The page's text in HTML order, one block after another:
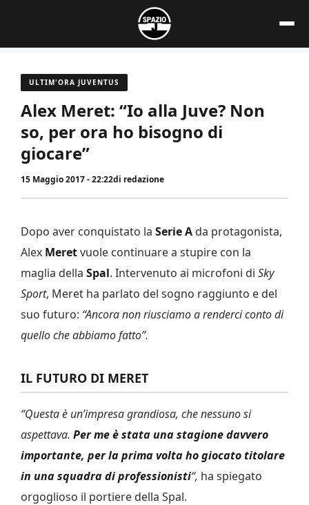
contenuto
ULTIM'ORA JUVENTUS
Alex Meret: “Io alla Juve? Non
so, per ora ho bisogno di
giocare”
15 Maggio 2017 - 22:22di redazione
Dopo aver conquistato la Serie A da protagonista,
Alex Meretvuole continuare a stupire con la
maglia della Spal. Intervenuto ai microfoni di Sky
Sport, Meret ha parlato del sogno raggiunto e del
suo futuro: “Ancora non riusciamo a renderci conto di
quello che abbiamo fatto”.
IL FUTURO DI MERET
“Questa è un’impresa grandiosa, che nessuno si
aspettava. Per me è stata una stagione davvero
importante, per la prima volta ho giocato titolare
in una squadra di professionisti“, ha spiegato
orgoglioso il portiere della Spal.